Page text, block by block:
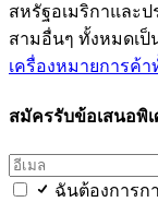
สหรัฐอเมริกาและ
สามอื่นๆ ทั้งหมดเป็
เครื่องหมายการค้
สมัครรับข้อเสนอพิ
ฉันต้องการก